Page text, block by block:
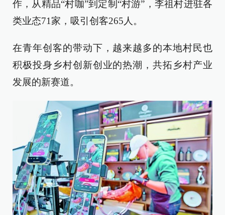
作，从精品“村咖”到定制“村游”，李祖村进驻各
类业态71家，吸引创客265人。
在青年创客的带动下，越来越多的本地村民也
积极投身乡村创新创业的热潮，共拓乡村产业
发展的新赛道。